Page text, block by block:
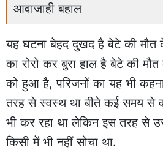
आवाजाही बहाल
यह घटना बेहद दुखद है बेटे की
का रोरो कर बुरा हाल है बेटे की
को हुआ है, परिजनों का यह भी
तरह से स्वस्थ था बीते कई समय से
भी कर रहा था लेकिन इस तरह से
किसी में भी नहीं सोचा था.